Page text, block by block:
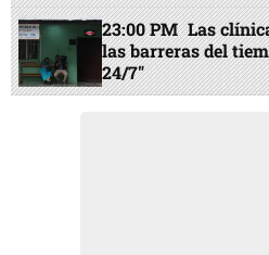
23:00 PM Las
las barreras del
24/7"